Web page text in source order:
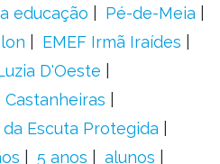
educação
Pé-de-Meia
EMEF Irmã Iraídes
D'Oeste
Castanheiras
da Escuta Protegida
5 anos
alunos